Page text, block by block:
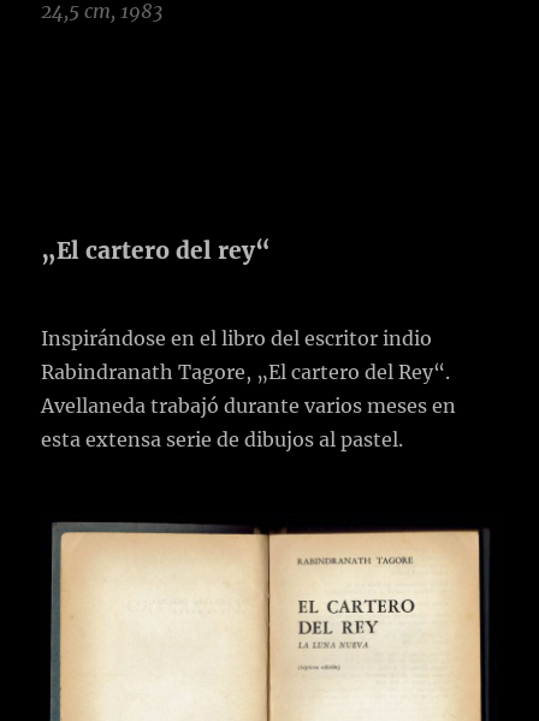
24,5 cm, 1983
„El cartero del rey“
Inspirándose en el libro del escritor indio
Rabindranath Tagore, „El cartero del Rey“.
Avellaneda trabajó durante varios meses en
esta extensa serie de dibujos al pastel.